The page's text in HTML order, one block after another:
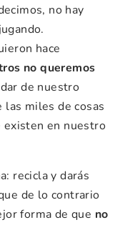
no hay
hace
no queremos
de nuestro
las miles de cosas
existen en nuestro
recicla y darás
de lo contrario
forma de que no